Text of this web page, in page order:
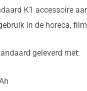
K1 accessoire
in de horeca,
geleverd met: